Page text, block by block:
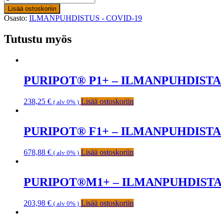
-
ILMANPUHDISTAJA
määrä
Lisää ostoskoriin
Osasto: ILMANPUHDISTUS - COVID-19
Tutustu myös
PURIPOT® P1+ –
238,25 € ( alv 0% ) Lisää ostoskoriin
PURIPOT® F1+ –
678,88 € ( alv 0% ) Lisää ostoskoriin
PURIPOT®M1+ –
203,98 € ( alv 0% ) Lisää ostoskoriin